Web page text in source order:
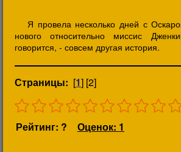
Я провела несколько дней с
нового относительно миссис
говорится, - совсем другая история.
Страницы: [1] [2]
Рейтинг: ? Оценок: 1